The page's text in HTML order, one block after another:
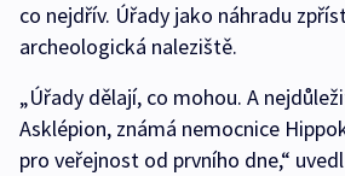
co nejdřív. Úřady jako náhradu
archeologická naleziště.
„Úřady dělají, co mohou. A
Asklépion, známá nemocnice
pro veřejnost od prvního dne,“